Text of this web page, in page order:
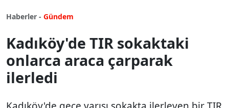
Haberler - Gündem
Kadıköy'de TIR sokaktaki
onlarca araca çarparak
ilerledi